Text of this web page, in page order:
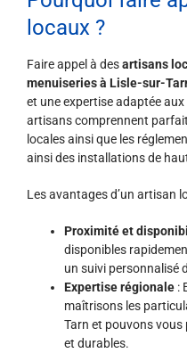
locaux ?
Faire appel à desartisans
menuiseries à Lisle-sur-
et une expertise adaptée
artisans comprennent
locales ainsi que les
ainsi des installations de
Les avantages d’un artisan
Proximité et
disponibles
un suivi personnalisé
Expertise régionale :
maîtrisons les
Tarn et pouvons
et durables.